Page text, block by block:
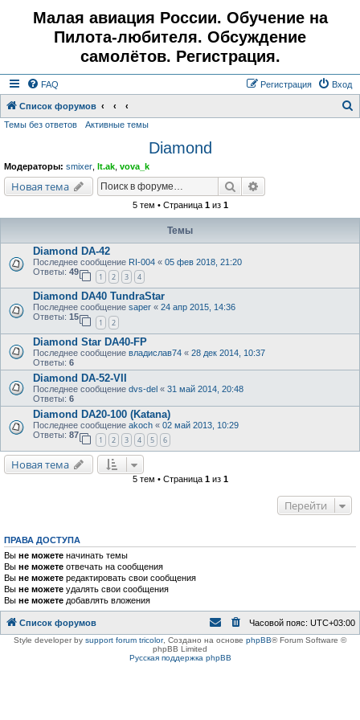
Малая авиация России. Обучение на
Пилота-любителя. Обсуждение
самолётов. Регистрация.
FAQ Вход
Регистрация
Список форумов
Темы без ответов Активные темы
Diamond
Модераторы: smixer lt.ak vova_k
Новая тема Поиск
5 тем • Страница 1из 1
Темы
Diamond DA-42
Последнее сообщение RI-004 « 05 фев 2018, 21:20
Ответы: 49
1 2 3 4
Diamond DA40 TundraStar
Последнее сообщение saper « 24 апр 2015, 14:36
Ответы: 15
1 2
Diamond Star DA40-FP
Последнее сообщение владислав74 « 28 дек 2014, 10:37
Ответы: 6
Diamond DA-52-VII
Последнее сообщение dvs-del « 31 май 2014, 20:48
Ответы: 6
Diamond DA20-100 (Katana)
Последнее сообщение akoch « 02 май 2013, 10:29
Ответы: 87
1 2 3 4 5 6
Новая тема
5 тем • Страница 1из 1
Перейти
ПРАВА ДОСТУПА
Вы не можете начинать темы
Вы не можете отвечать на сообщения
Вы не можете редактировать свои сообщения
Вы не можете удалять свои сообщения
Вы не можете добавлять вложения
Список форумов Часовой пояс: UTC+03:00
Style developer by support forum tricolor, Создано на основе phpBB® Forum Software ©
phpBB Limited
Русская поддержка phpBB